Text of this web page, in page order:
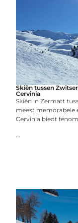
Skiën tussen
Cervinia
Skiën in Zermatt
meest memorabele
Cervinia biedt
...